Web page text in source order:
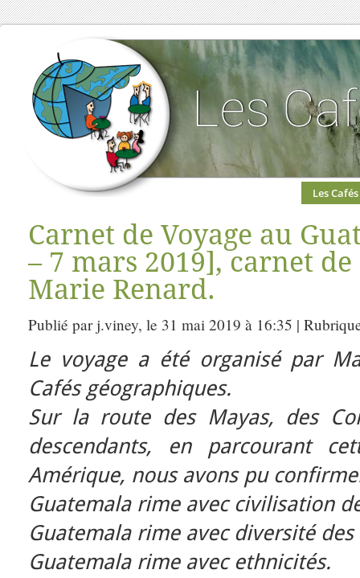
Les Cafés
Carnet de Voyage au
– 7 mars 2019], carnet
Marie Renard.
Publié par j.viney, le 31 mai 2019 à 16:35 |
Le voyage a été organisé par
Cafés géographiques.
Sur la route des Mayas, des
descendants, en parcourant
Amérique, nous avons pu
Guatemala rime avec civilisation
Guatemala rime avec diversité des
Guatemala rime avec ethnicités.